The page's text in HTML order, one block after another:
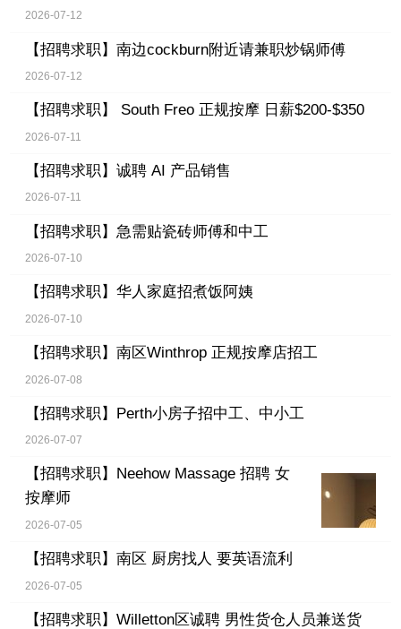
2026-07-12
【招聘求职】 南边cockburn附近请兼职炒锅师傅
2026-07-12
【招聘求职】 South Freo 正规按摩 日薪$200-$350
2026-07-11
【招聘求职】 诚聘 AI 产品销售
2026-07-11
【招聘求职】 急需贴瓷砖师傅和中工
2026-07-10
【招聘求职】 华人家庭招煮饭阿姨
2026-07-10
【招聘求职】 南区Winthrop 正规按摩店招工
2026-07-08
【招聘求职】 Perth小房子招中工、中小工
2026-07-07
【招聘求职】
Neehow Massage 招聘 女
按摩师
2026-07-05
【招聘求职】 南区 厨房找人 要英语流利
2026-07-05
【招聘求职】 Willetton区诚聘 男性货仓人员兼送货